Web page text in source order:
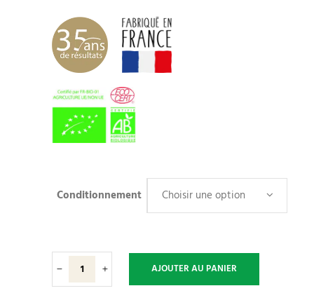
Conditionnement Choisir une option
A.N.D.
100
AJOUTER AU PANIER